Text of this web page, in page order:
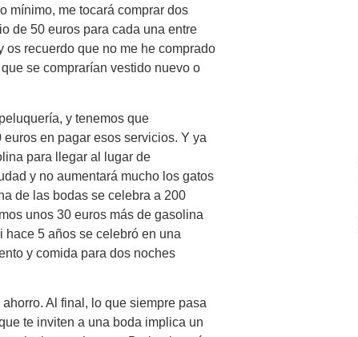
mínimo, me tocará comprar dos
de 50 euros para cada una entre
os recuerdo que no me he comprado
se comprarían vestido nuevo o
y tenemos que
en pagar esos servicios. Y ya
para llegar al lugar de
y no aumentará mucho los gatos
de las bodas se celebra a 200
unos 30 euros más de gasolina
hace 5 años se celebró en una
y comida para dos noches
Al final, lo que siempre pasa
te inviten a una boda implica un